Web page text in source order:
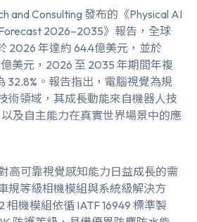
and Consulting 發布的《Physical AI
2026–2035》報告，全球
2026 年達約 64.4億美元，並於
美元，2026 至 2035 年期間年複
32.8%。報告指出，電腦視覺為規
術領域，其成長動能來自機器人技
及自主能力在真實世界場景中的應
高可靠視覺感知能力日益成長的需
規等級相機模組與系統級解決方
相機模組 依循 IATF 16949 標準製